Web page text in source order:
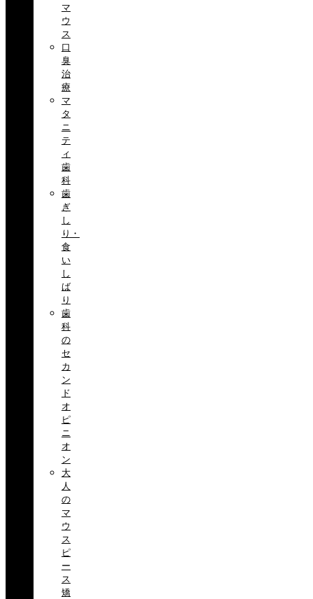
マ
ウ
ス
口
臭
治
療
マ
タ
ニ
テ
ィ
歯
科
歯
ぎ
し
り・
食
い
し
ば
り
歯
科
の
セ
カ
ン
ド
オ
ピ
ニ
オ
ン
大
人
の
マ
ウ
ス
ピ
ー
ス
矯